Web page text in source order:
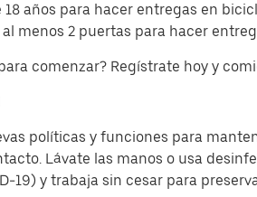
18 años para hacer entregas en
menos 2 puertas para hacer
comenzar? Regístrate hoy y
políticas y funciones para
Lávate las manos o usa
19) y trabaja sin cesar para